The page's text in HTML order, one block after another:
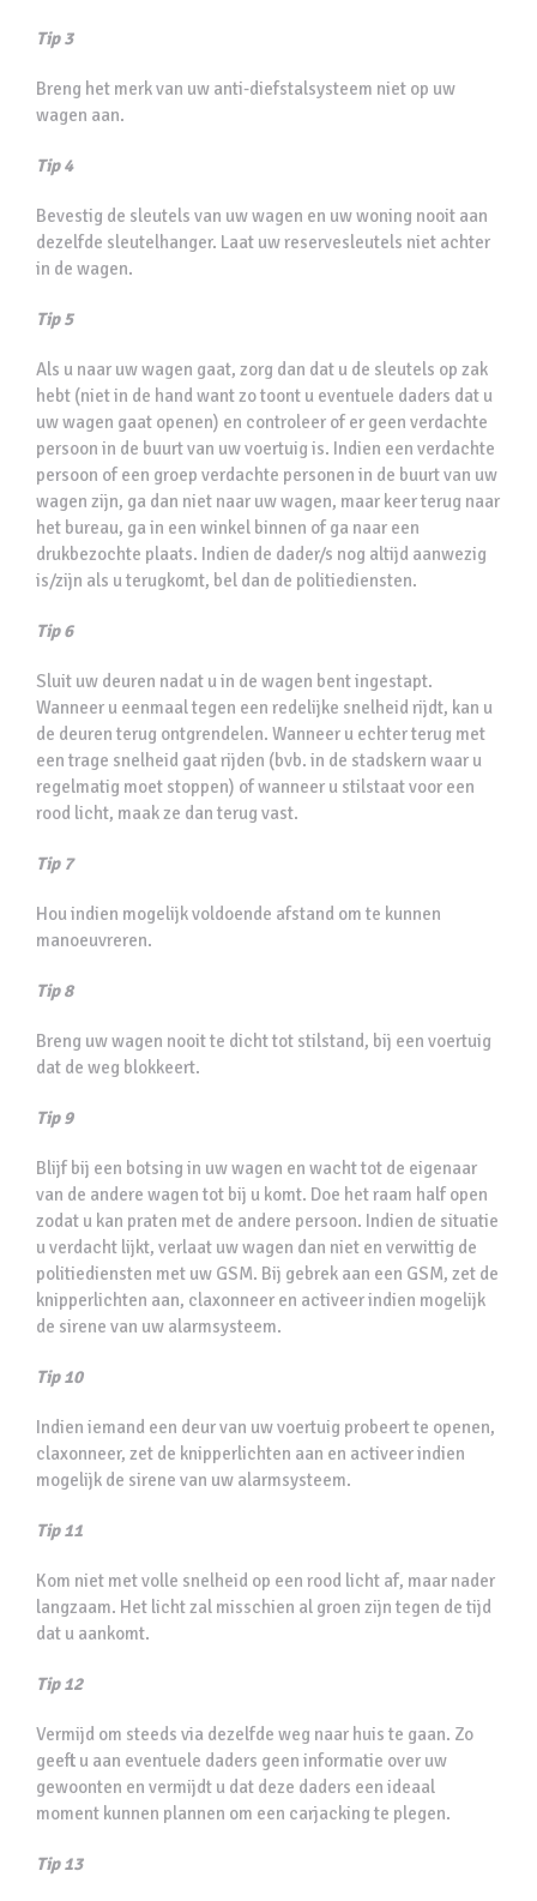
Tip 3
Breng het merk van uw anti-diefstalsysteem niet op uw
wagen aan.
Tip 4
Bevestig de sleutels van uw wagen en uw woning nooit aan
dezelfde sleutelhanger. Laat uw reservesleutels niet achter
in de wagen.
Tip 5
Als u naar uw wagen gaat, zorg dan dat u de sleutels op zak
hebt (niet in de hand want zo toont u eventuele daders dat u
uw wagen gaat openen) en controleer of er geen verdachte
persoon in de buurt van uw voertuig is. Indien een verdachte
persoon of een groep verdachte personen in de buurt van uw
wagen zijn, ga dan niet naar uw wagen, maar keer terug naar
het bureau, ga in een winkel binnen of ga naar een
drukbezochte plaats. Indien de dader/s nog altijd aanwezig
is/zijn als u terugkomt, bel dan de politiediensten.
Tip 6
Sluit uw deuren nadat u in de wagen bent ingestapt.
Wanneer u eenmaal tegen een redelijke snelheid rijdt, kan u
de deuren terug ontgrendelen. Wanneer u echter terug met
een trage snelheid gaat rijden (bvb. in de stadskern waar u
regelmatig moet stoppen) of wanneer u stilstaat voor een
rood licht, maak ze dan terug vast.
Tip 7
Hou indien mogelijk voldoende afstand om te kunnen
manoeuvreren.
Tip 8
Breng uw wagen nooit te dicht tot stilstand, bij een voertuig
dat de weg blokkeert.
Tip 9
Blijf bij een botsing in uw wagen en wacht tot de eigenaar
van de andere wagen tot bij u komt. Doe het raam half open
zodat u kan praten met de andere persoon. Indien de situatie
u verdacht lijkt, verlaat uw wagen dan niet en verwittig de
politiediensten met uw GSM. Bij gebrek aan een GSM, zet de
knipperlichten aan, claxonneer en activeer indien mogelijk
de sirene van uw alarmsysteem.
Tip 10
Indien iemand een deur van uw voertuig probeert te openen,
claxonneer, zet de knipperlichten aan en activeer indien
mogelijk de sirene van uw alarmsysteem.
Tip 11
Kom niet met volle snelheid op een rood licht af, maar nader
langzaam. Het licht zal misschien al groen zijn tegen de tijd
dat u aankomt.
Tip 12
Vermijd om steeds via dezelfde weg naar huis te gaan. Zo
geeft u aan eventuele daders geen informatie over uw
gewoonten en vermijdt u dat deze daders een ideaal
moment kunnen plannen om een carjacking te plegen.
Tip 13